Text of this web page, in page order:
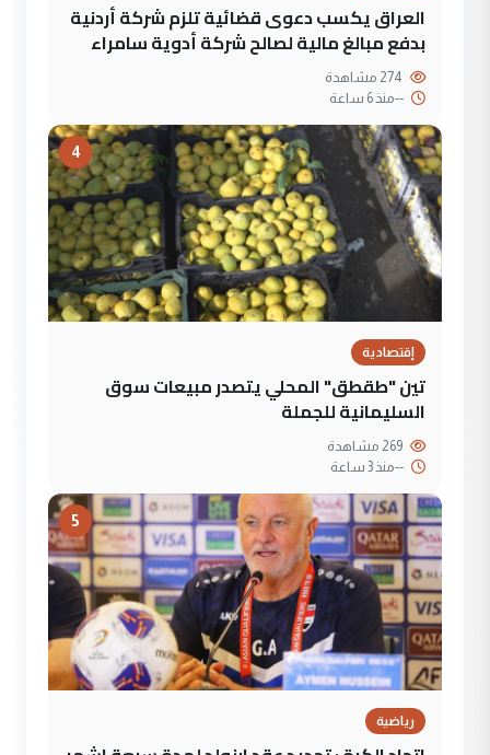
العراق يكسب دعوى قضائية تلزم شركة أردنية
بدفع مبالغ مالية لصالح شركة أدوية سامراء
--منذ 6 ساعة
4
إقتصادية
تين "طقطق" المحلي يتصدر مبيعات سوق
السليمانية للجملة
--منذ 3 ساعة
5
رياضية